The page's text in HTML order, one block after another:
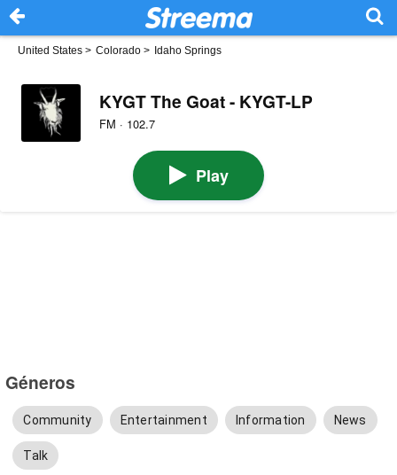
United States > Colorado > Idaho Springs
KYGT The Goat - KYGT-LP
FM · 102.7
Play
Géneros
Community Entertainment Information News
Talk